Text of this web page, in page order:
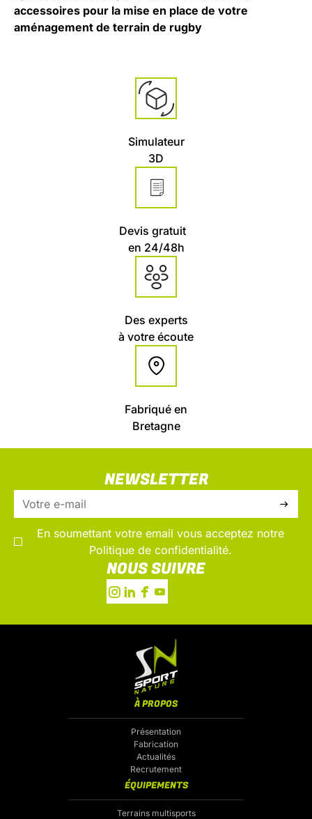
accessoires pour la mise en place de votre
aménagement de terrain de rugby
Simulateur
3D
Devis gratuit
en 24/48h
Des experts
à votre écoute
Fabriqué en
Bretagne
NEWSLETTER
En soumettant votre email vous acceptez notre
Politique de confidentialité.
NOUS SUIVRE
À PROPOS
Présentation
Fabrication
Actualités
Recrutement
ÉQUIPEMENTS
Terrains multisports